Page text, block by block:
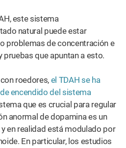
este sistema
natural puede estar
problemas de concentración e
pruebas que apuntan a esto.
roedores, el TDAH se ha
encendido del sistema
que es crucial para regular
anormal de dopamina es un
en realidad está modulado por
En particular, los estudios